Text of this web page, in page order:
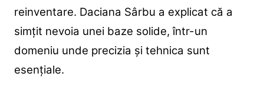
reinventare. Daciana Sârbu a explicat că a
simțit nevoia unei baze solide, într-un
domeniu unde precizia și tehnica sunt
esențiale.